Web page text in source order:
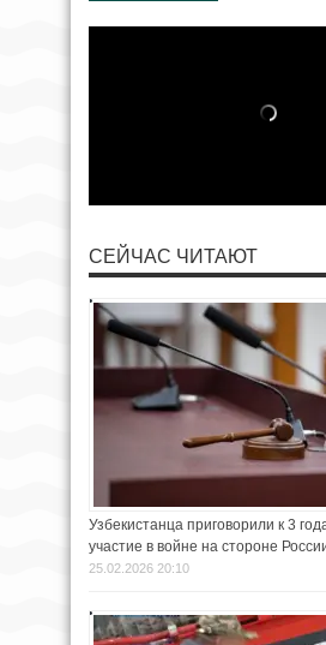
СЕЙЧАС ЧИТАЮТ
Узбекистанца приговорили к 3
участие в войне на стороне
25.02.2026 20:10